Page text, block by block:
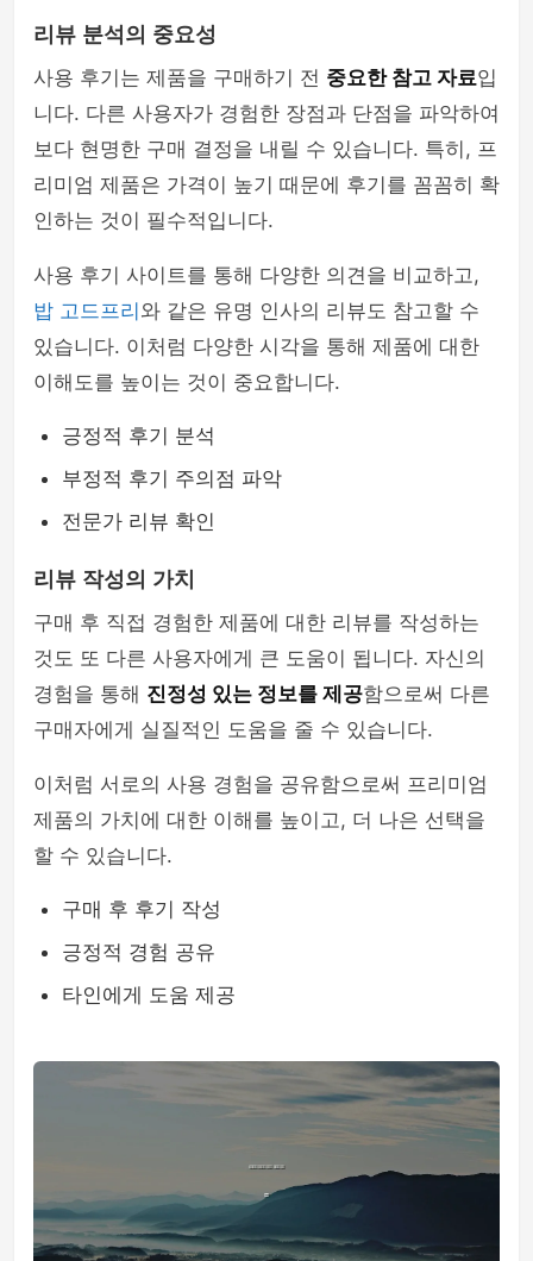
리뷰 분석의 중요성
사용 후기는 제품을 구매하기 전 중요한 참고 자료입
니다. 다른 사용자가 경험한 장점과 단점을 파악하여
보다 현명한 구매 결정을 내릴 수 있습니다. 특히, 프
리미엄 제품은 가격이 높기 때문에 후기를 꼼꼼히 확
인하는 것이 필수적입니다.
사용 후기 사이트를 통해 다양한 의견을 비교하고,
밥 고드프리 와 같은 유명 인사의 리뷰도 참고할 수
있습니다. 이처럼 다양한 시각을 통해 제품에 대한
이해도를 높이는 것이 중요합니다.
긍정적 후기 분석
부정적 후기 주의점 파악
전문가 리뷰 확인
리뷰 작성의 가치
구매 후 직접 경험한 제품에 대한 리뷰를 작성하는
것도 또 다른 사용자에게 큰 도움이 됩니다. 자신의
경험을 통해 진정성 있는 정보를 제공함으로써 다른
구매자에게 실질적인 도움을 줄 수 있습니다.
이처럼 서로의 사용 경험을 공유함으로써 프리미엄
제품의 가치에 대한 이해를 높이고, 더 나은 선택을
할 수 있습니다.
구매 후 후기 작성
긍정적 경험 공유
타인에게 도움 제공